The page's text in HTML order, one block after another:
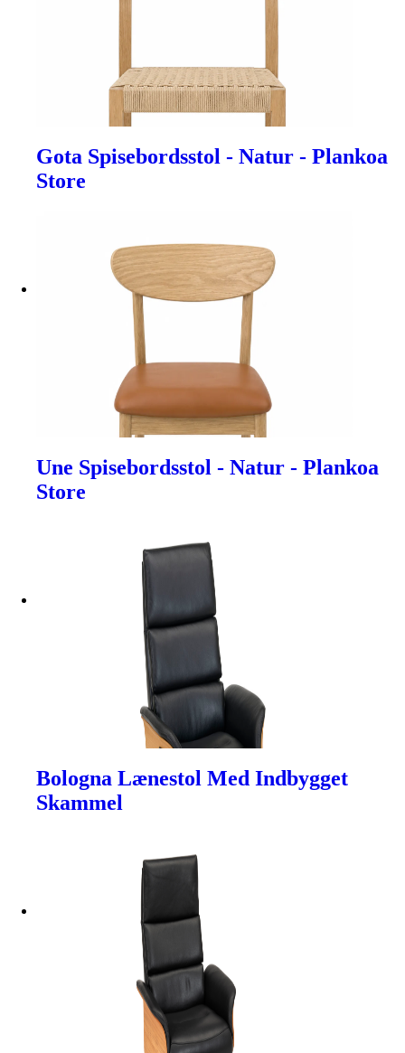
Gota Spisebordsstol - Natur - Plankoa
Store
Une Spisebordsstol - Natur - Plankoa
Store
Bologna Lænestol Med Indbygget
Skammel